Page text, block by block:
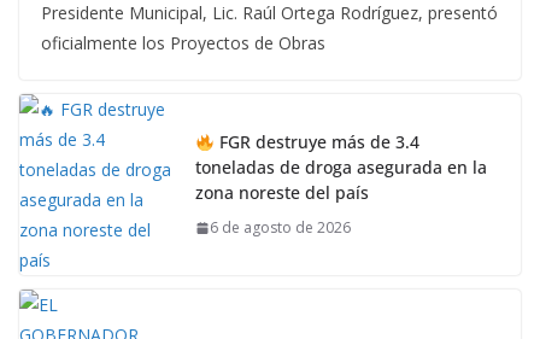
Presidente Municipal, Lic. Raúl Ortega Rodríguez, presentó
oficialmente los Proyectos de Obras
FGR destruye más de 3.4
toneladas de droga asegurada en la
zona noreste del país
6 de agosto de 2026